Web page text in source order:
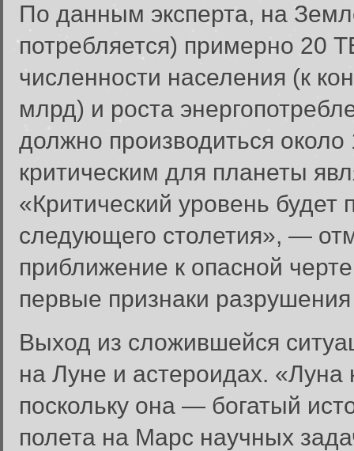
По данным эксперта, на
потребляется) примерно 20
численности населения (к
млрд) и роста
должно производиться
критическим для планеты
«Критический уровень
следующего столетия», —
приближение к опасной
первые признаки
Выход из сложившейся
на Луне и астероидах. «Луна
поскольку она — богатый
полета на Марс научных